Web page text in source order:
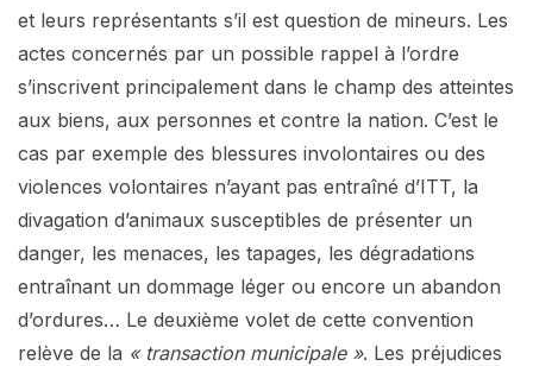
et leurs représentants s’il est question de mineurs. Les
actes concernés par un possible rappel à l’ordre
s’inscrivent principalement dans le champ des atteintes
aux biens, aux personnes et contre la nation. C’est le
cas par exemple des blessures involontaires ou des
violences volontaires n’ayant pas entraîné d’ITT, la
divagation d’animaux susceptibles de présenter un
danger, les menaces, les tapages, les dégradations
entraînant un dommage léger ou encore un abandon
d’ordures… Le deuxième volet de cette convention
relève de la « transaction municipale ». Les préjudices